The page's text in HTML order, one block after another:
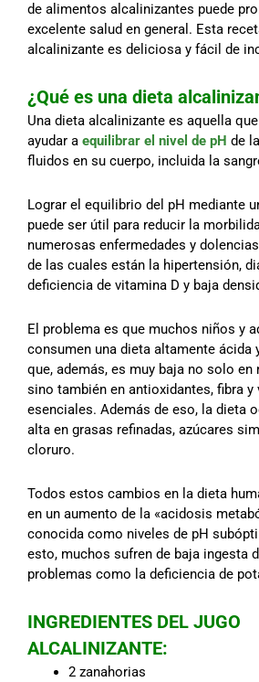
de alimentos alcalinizantes puede
excelente salud en general. Esta
alcalinizante es deliciosa y fácil de
¿Qué es una dieta
Una dieta alcalinizante es aquella
ayudar a equilibrar el nivel de pH de
fluidos en su cuerpo, incluida la
Lograr el equilibrio del pH mediante
puede ser útil para reducir la
numerosas enfermedades y
de las cuales están la hipertensión,
deficiencia de vitamina D y baja
El problema es que muchos niños y
consumen una dieta altamente ácida
que, además, es muy baja no solo
sino también en antioxidantes, fibra y
esenciales. Además de eso, la dieta
alta en grasas refinadas, azúcares
cloruro.
Todos estos cambios en la dieta
en un aumento de la «acidosis
conocida como niveles de pH
esto, muchos sufren de baja ingesta
problemas como la deficiencia de
INGREDIENTES DEL JUGO
ALCALINIZANTE:
2 zanahorias